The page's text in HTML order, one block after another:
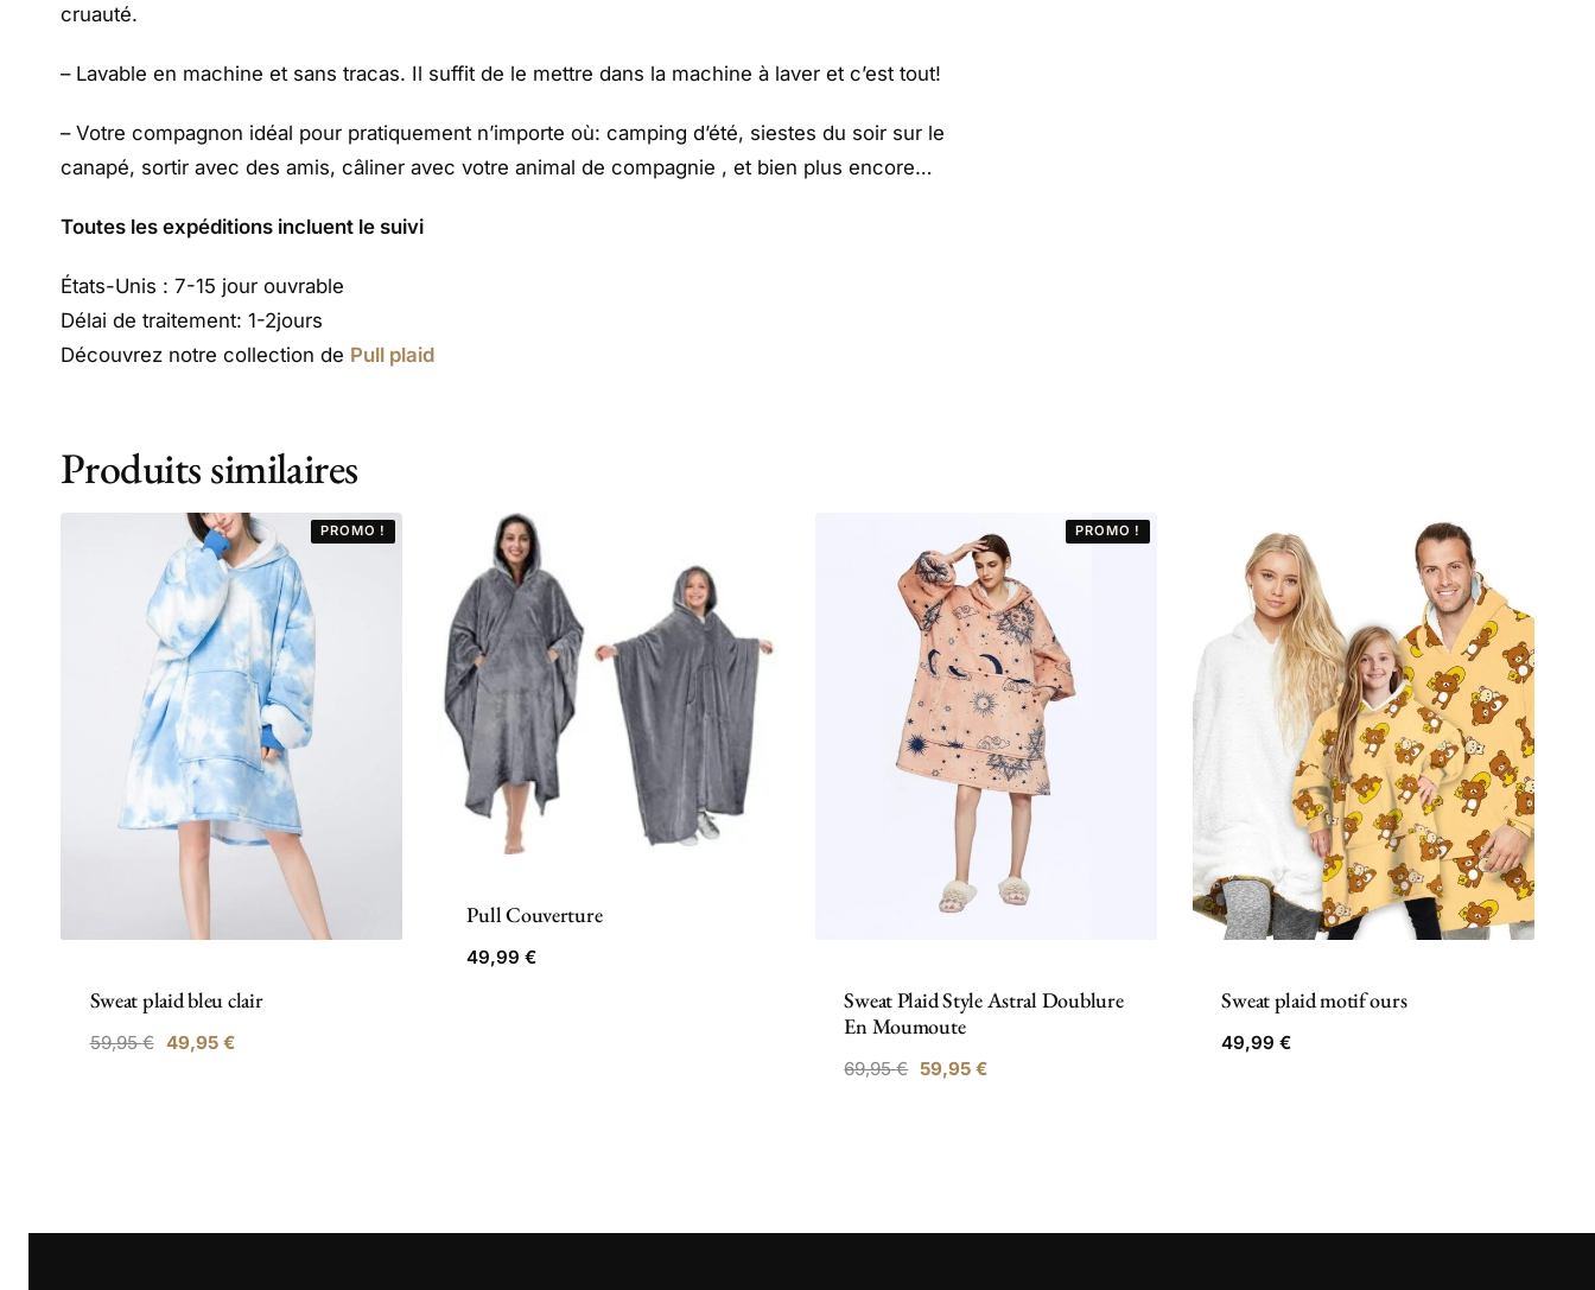
cruauté.
– Lavable en machine et sans tracas. Il suffit de le mettre dans la machine à laver et c’est tout!
– Votre compagnon idéal pour pratiquement n’importe où: camping d’été, siestes du soir sur le
canapé, sortir avec des amis, câliner avec votre animal de compagnie , et bien plus encore…
Toutes les expéditions incluent le suivi
États-Unis : 7-15 jour ouvrable
Délai de traitement: 1-2jours
Découvrez notre collection de Pull plaid
Produits similaires
PROMO !
Sweat plaid bleu clair
59,95€ Le
49,95 €Le
Pull Couverture
49,99€
PROMO !
Sweat Plaid Style Astral Doublure
En Moumoute
69,95€ Le
59,95€Le
Sweat plaid motif ours
49,99€